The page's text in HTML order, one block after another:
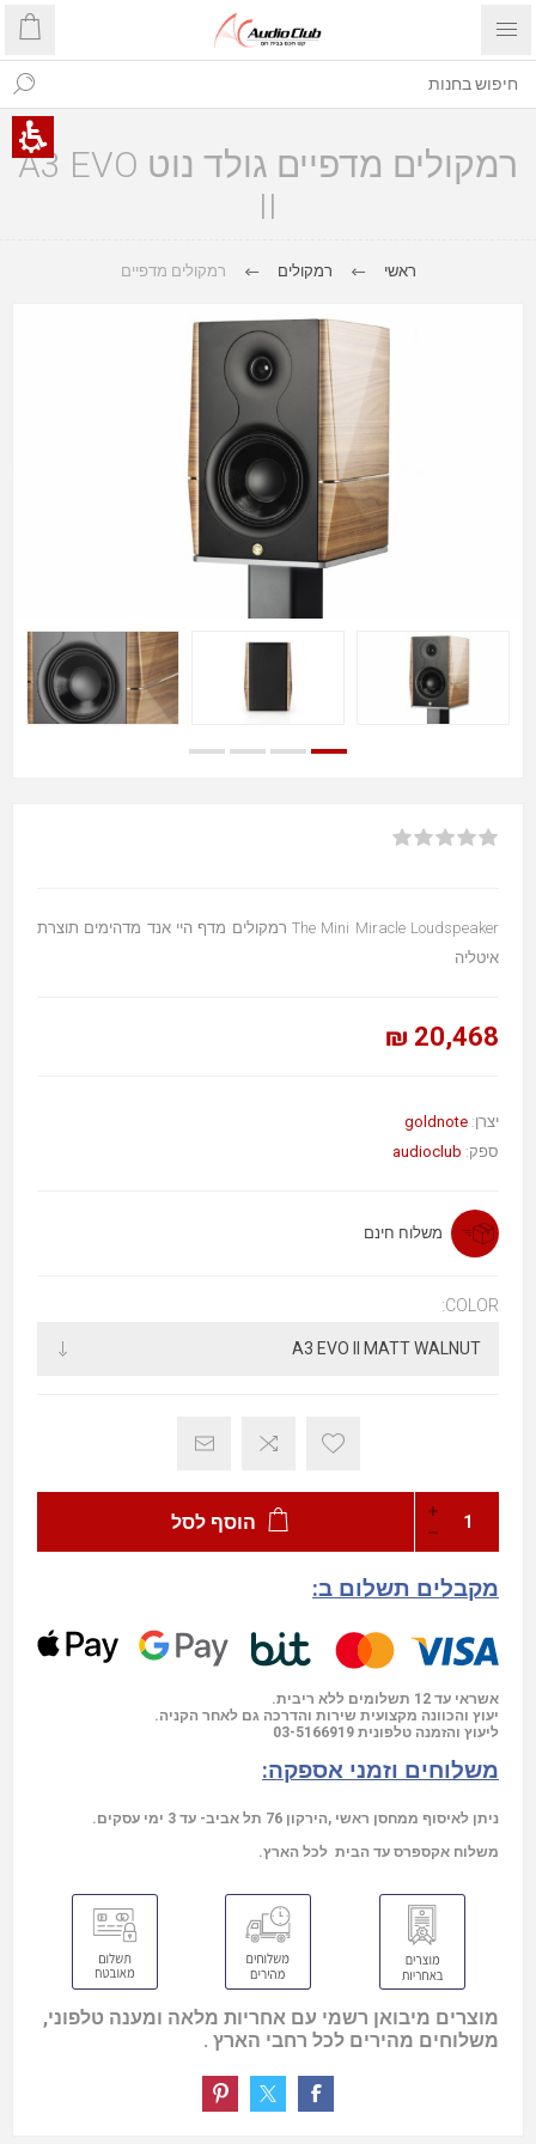
רמקולים מדפיים גולד נוט A3 EVO
II
ראשי רמקולים רמקולים מדפיים
The Mini Miracle Loudspeaker רמקולים מדף היי אנד מדהימים תוצרת
איטליה
20,468 ₪
יצרן: goldnote
ספק: audioclub
משלוח חינם
COLOR:
הוסף לסל
מקבלים תשלום ב:
אשראי עד 12 תשלומים ללא ריבית.
יעוץ והכוונה מקצועית שירות והדרכה גם לאחר הקניה.
ליעוץ והזמנה טלפונית 03-5166919
משלוחים וזמני אספקה:
ניתן לאיסוף ממחסן ראשי ,הירקון 76 תל אביב- עד 3 ימי עסקים.
משלוח אקספרס עד הבית לכל הארץ.
מוצרים מיבואן רשמי עם אחריות מלאה ומענה טלפוני,
משלוחים מהירים לכל רחבי הארץ .